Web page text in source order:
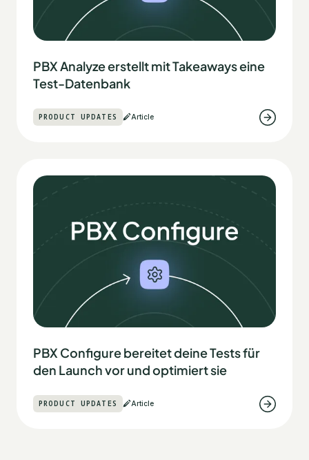
PBX Analyze erstellt mit Takeaways eine
Test-Datenbank
PRODUCT UPDATES Article
PBX Configure bereitet deine Tests für
den Launch vor und optimiert sie
PRODUCT UPDATES Article